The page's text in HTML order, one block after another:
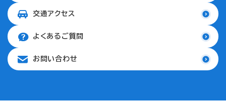
交通アクセス
よくあるご質問
お問い合わせ